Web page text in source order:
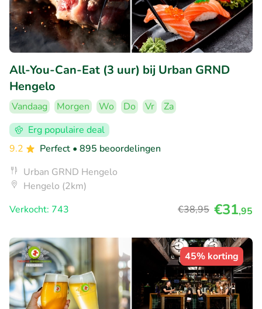
All-You-Can-Eat (3 uur) bij Urban GRND
Hengelo
Vandaag Morgen Wo Do Vr
Za
Erg populaire deal
9.2
Perfect • 895 beoordelingen
Urban GRND Hengelo
Hengelo (2km)
Verkocht: 743
€38,95 €31,95
45% korting